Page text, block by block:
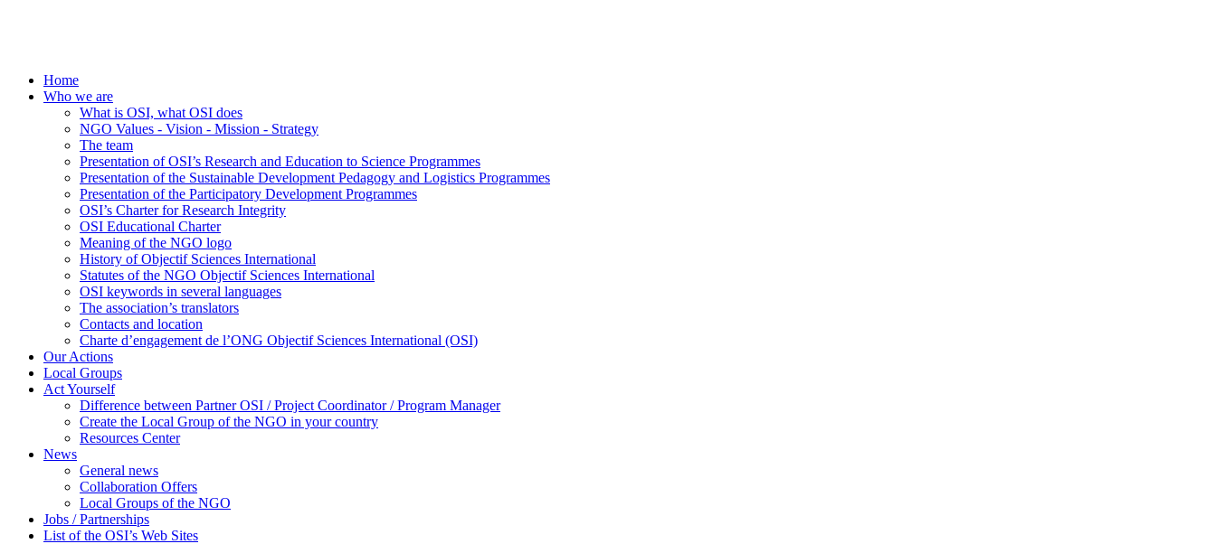
Home
Who we are
What is OSI, what OSI does
NGO Values - Vision - Mission - Strategy
The team
Presentation of OSI’s Research and Education to Science Programmes
Presentation of the Sustainable Development Pedagogy and Logistics Programmes
Presentation of the Participatory Development Programmes
OSI’s Charter for Research Integrity
OSI Educational Charter
Meaning of the NGO logo
History of Objectif Sciences International
Statutes of the NGO Objectif Sciences International
OSI keywords in several languages
The association’s translators
Contacts and location
Charte d’engagement de l’ONG Objectif Sciences International (OSI)
Our Actions
Local Groups
Act Yourself
Difference between Partner OSI / Project Coordinator / Program Manager
Create the Local Group of the NGO in your country
Resources Center
News
General news
Collaboration Offers
Local Groups of the NGO
Jobs / Partnerships
List of the OSI’s Web Sites